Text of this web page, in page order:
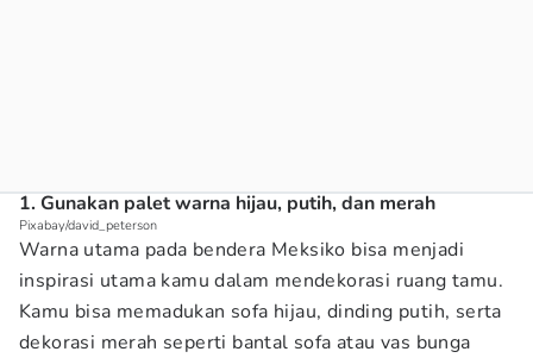
1. Gunakan palet warna hijau, putih, dan merah
Pixabay/david_peterson
Warna utama pada bendera Meksiko bisa menjadi
inspirasi utama kamu dalam mendekorasi ruang tamu.
Kamu bisa memadukan sofa hijau, dinding putih, serta
dekorasi merah seperti bantal sofa atau vas bunga